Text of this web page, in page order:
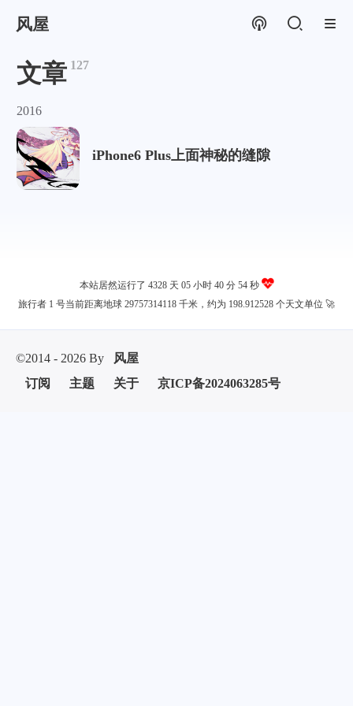
风屋
文章 127
2016
iPhone6 Plus上面神秘的缝隙
本站居然运行了 4328 天 05 小时 40 分 54 秒
旅行者 1 号当前距离地球 29757314118 千米，约为 198.912528 个天文单位 🚀
©2014 - 2026 By
风屋
订阅
主题 关于 京ICP备2024063285号